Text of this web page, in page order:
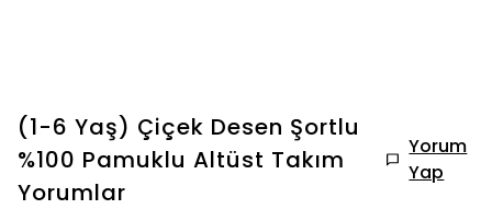
(1-6 Yaş) Çiçek Desen Şortlu
%100 Pamuklu Altüst Takım
Yorumlar
Yorum
Yap